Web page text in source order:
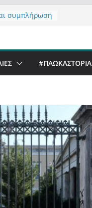
Καστοριά,
Καστοριά
& Walk in the
#ΠΑΩΚΑΣΤΟΡΙΑ